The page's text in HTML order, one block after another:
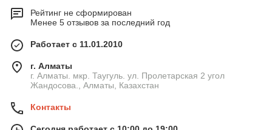
Рейтинг не сформирован
Менее 5 отзывов за последний год
Работает с 11.01.2010
г. Алматы
г. Алматы. мкр. Таугуль. ул. Пролетарская 2 угол
Жандосова., Алматы, Казахстан
Контакты